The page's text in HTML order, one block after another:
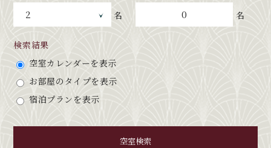
名
0 名
検索結果
空室カレンダーを表示
お部屋のタイプを表示
宿泊プランを表示
空室検索